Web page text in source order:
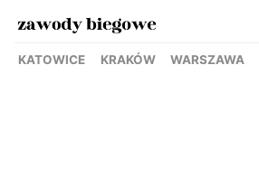
KATOWICE KRAKÓW WARSZAWA